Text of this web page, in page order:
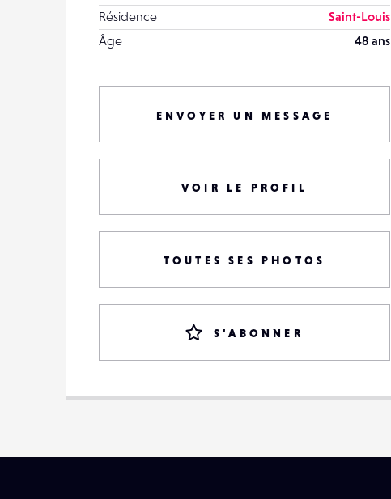
Résidence
Saint-Louis
Âge
48 ans
ENVOYER UN MESSAGE
VOIR LE PROFIL
TOUTES SES PHOTOS
S'ABONNER